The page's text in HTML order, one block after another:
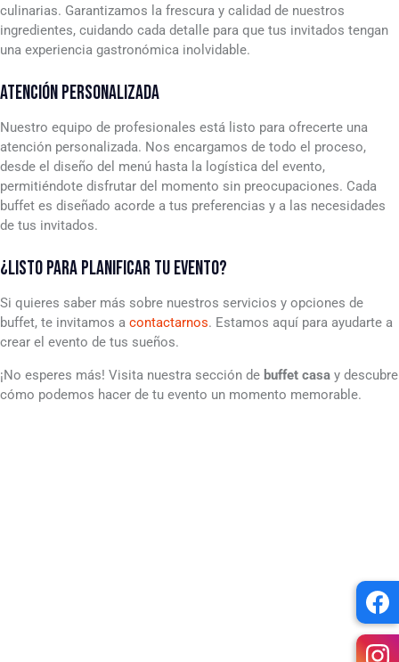
culinarias. Garantizamos la frescura y calidad de nuestros
ingredientes, cuidando cada detalle para que tus invitados tengan
una experiencia gastronómica inolvidable.
ATENCIÓN PERSONALIZADA
Nuestro equipo de profesionales está listo para ofrecerte una
atención personalizada. Nos encargamos de todo el proceso,
desde el diseño del menú hasta la logística del evento,
permitiéndote disfrutar del momento sin preocupaciones. Cada
buffet es diseñado acorde a tus preferencias y a las necesidades
de tus invitados.
¿LISTO PARA PLANIFICAR TU EVENTO?
Si quieres saber más sobre nuestros servicios y opciones de
buffet, te invitamos a contactarnos. Estamos aquí para ayudarte a
crear el evento de tus sueños.
¡No esperes más! Visita nuestra sección de buffet casa y descubre
cómo podemos hacer de tu evento un momento memorable.